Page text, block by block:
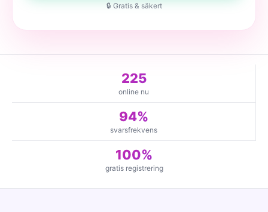
🔒 Gratis & säkert
225
online nu
94%
svarsfrekvens
100%
gratis registrering